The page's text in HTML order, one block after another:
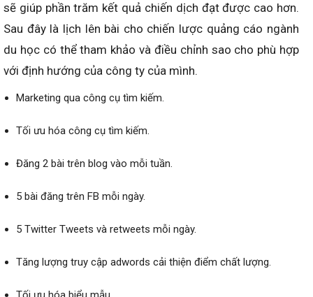
sẽ giúp phần trăm kết quả chiến dịch đạt được cao hơn.
Sau đây là lịch lên bài cho chiến lược quảng cáo ngành
du học có thể tham khảo và điều chỉnh sao cho phù hợp
với định hướng của công ty của mình.
Marketing qua công cụ tìm kiếm.
Tối ưu hóa công cụ tìm kiếm.
Đăng 2 bài trên blog vào mỗi tuần.
5 bài đăng trên FB mỗi ngày.
5 Twitter Tweets và retweets mỗi ngày.
Tăng lượng truy cập adwords cải thiện điểm chất lượng.